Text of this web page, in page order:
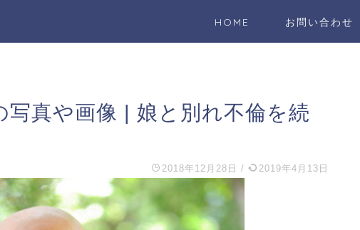
HOME お問い合わせ
写真や画像 | 娘と別れ不倫を続
2018年12月28日 / 2019年4月13日